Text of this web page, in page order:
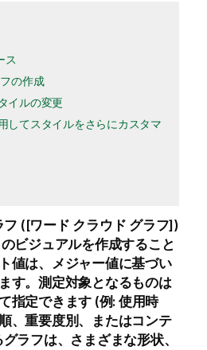
ス
の作成
イルの変更
してスタイルをさらにカスタマ
フ ([ワード クラウド グラフ])
ビジュアルを作成すること
値は、メジャー値に基づい
す。測定対象となるものは
指定できます (例: 使用時
、重要度別、またはコンテ
ラフは、さまざまな形状、